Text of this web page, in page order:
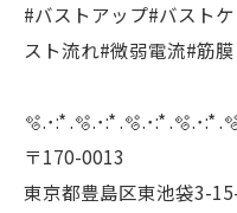
#バストアップ#バスト
スト流れ#微弱電流#筋
🫧.･:* .🫧.･:* .🫧.･:* .🫧.･:*
〒170-0013
東京都豊島区東池袋3-